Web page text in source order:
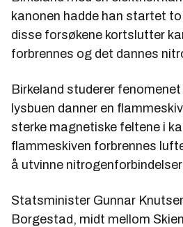
1973 Qafco, Hydros anlegg i
1977 Frigg settes i drift.
1988 Hydros
1990 Osebergfeltet i drift.
1995 Troll Olje i produksjon.
2003 Yara skilles ut til eget
kanonen hadde han startet
disse forsøkene kortslutter
forbrennes og det dannes
Birkeland studerer
lysbuen danner en
sterke magnetiske feltene i
flammeskiven forbrennes
å utvinne
Statsminister Gunnar
Borgestad, midt mellom